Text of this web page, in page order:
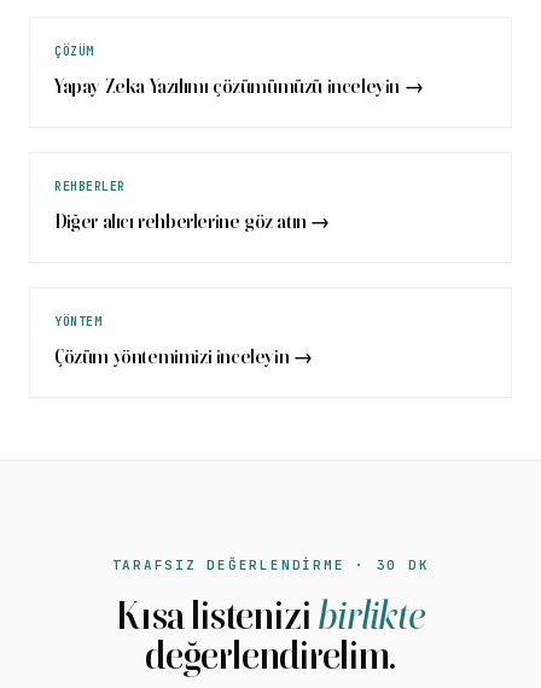
ÇÖZÜM
Yapay Zeka Yazılımı çözümümüzü inceleyin →
REHBERLER
Diğer alıcı rehberlerine göz atın →
YÖNTEM
Çözüm yöntemimizi inceleyin →
TARAFSIZ DEĞERLENDİRME · 30 DK
Kısa listenizi birlikte
değerlendirelim.